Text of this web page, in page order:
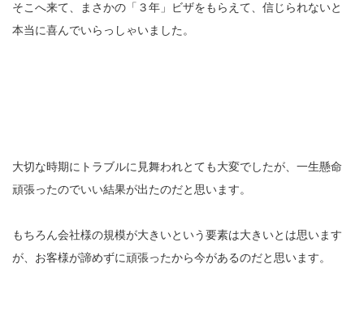
そこへ来て、まさかの「３年」ビザをもらえて、信じられないと
本当に喜んでいらっしゃいました。
大切な時期にトラブルに見舞われとても大変でしたが、一生懸命
頑張ったのでいい結果が出たのだと思います。
もちろん会社様の規模が大きいという要素は大きいとは思います
が、お客様が諦めずに頑張ったから今があるのだと思います。